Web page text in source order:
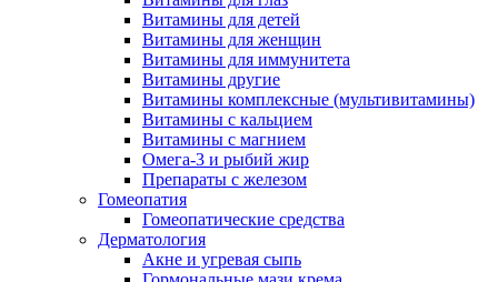
Витамины для детей
Витамины для женщин
Витамины для иммунитета
Витамины другие
Витамины комплексные (мультивитамины)
Витамины с кальцием
Витамины с магнием
Омега-3 и рыбий жир
Препараты с железом
Гомеопатия
Гомеопатические средства
Дерматология
Акне и угревая сыпь